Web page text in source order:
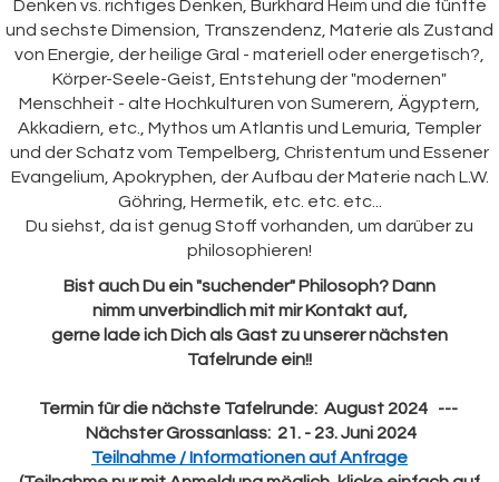
Denken vs. richtiges Denken, Burkhard Heim und die fünfte
und sechste Dimension, Transzendenz, Materie als Zustand
von Energie, der heilige Gral - materiell oder energetisch?,
Körper-Seele-Geist, Entstehung der "modernen"
Menschheit - alte Hochkulturen von Sumerern, Ägyptern,
Akkadiern, etc., Mythos um Atlantis und Lemuria, Templer
und der Schatz vom Tempelberg, Christentum und Essener
Evangelium, Apokryphen, der Aufbau der Materie nach L.W.
Göhring, Hermetik, etc. etc. etc...
Du siehst, da ist genug Stoff vorhanden, um darüber zu
philosophieren!
Bist auch Du ein "suchender" Philosoph? Dann
nimm unverbindlich mit mir Kontakt auf,
gerne lade ich Dich als Gast zu unserer nächsten
Tafelrunde ein!!
Termin für die nächste Tafelrunde: August 2024 ---
Nächster Grossanlass: 21. - 23. Juni 2024
Teilnahme / Informationen auf Anfrage